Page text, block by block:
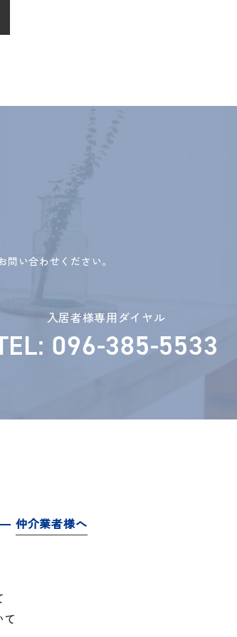
い合わせください。
入居者様専用ダイヤル
096-385-5533
て
仲介業者様へ